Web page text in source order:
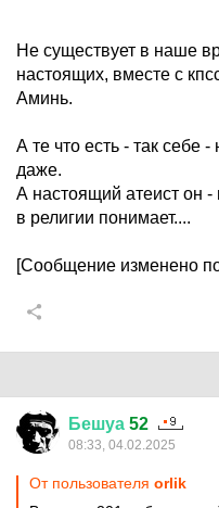
Не существует в наше
настоящих, вместе с
Аминь.
А те что есть - так себе
даже.
А настоящий атеист он
в религии понимает....
[Сообщение изменено
Бешуа 52
08:33, 04.02.2025
От пользователя orlik